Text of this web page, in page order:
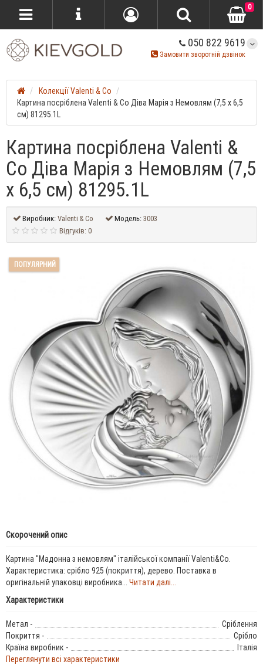
050 822 9619
Замовити зворотній дзвінок
0
Колекції Valenti & Co
Картина посріблена Valentі & Co Діва Марія з Немовлям (7,5 x 6,5
см) 81295.1L
Картина посріблена Valentі &
Co Діва Марія з Немовлям (7,5
x 6,5 см) 81295.1L
Виробник:Valenti & Co Модель:3003
Відгуків: 0
ПОПУЛЯРНИЙ
Скорочений опис
Картина "Мадонна з немовлям" італійської компанії Valenti&Co.
Характеристика: срібло 925 (покриття), дерево. Поставка в
оригінальній упаковці виробника... Читати далі...
Характеристики
Метал -
Сріблення
Покриття -
Срібло
Країна виробник -
Італія
Переглянути всі характеристики